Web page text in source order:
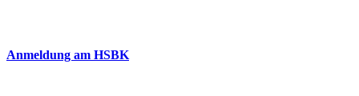
Anmeldung am HSBK